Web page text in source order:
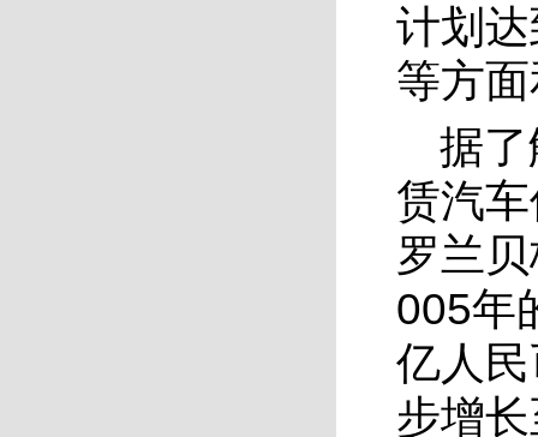
计划
等方
据
赁汽
罗兰
005年
亿人
步增